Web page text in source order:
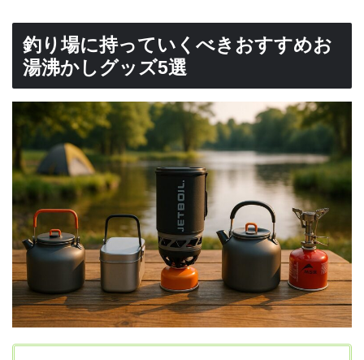
釣り場に持っていくべきおすすめお
湯沸かしグッズ5選